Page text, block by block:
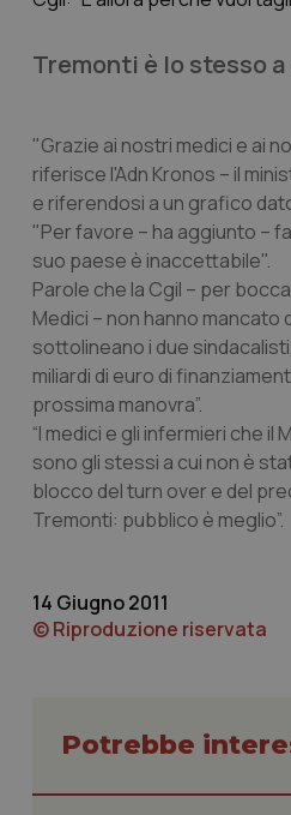
Tremonti è lo stesso
"Grazie ai nostri medici e ai
riferisce l'Adn Kronos – il
e riferendosi a un grafico
"Per favore – ha aggiunto –
suo paese è inaccettabile".
Parole che la Cgil – per
Medici – non hanno
sottolineano i due
miliardi di euro di
prossima manovra”.
“I medici e gli infermieri che
sono gli stessi a cui non è
blocco del turn over e del
Tremonti: pubblico è meglio”.
14 Giugno 2011
© Riproduzione riservata
Potrebbe